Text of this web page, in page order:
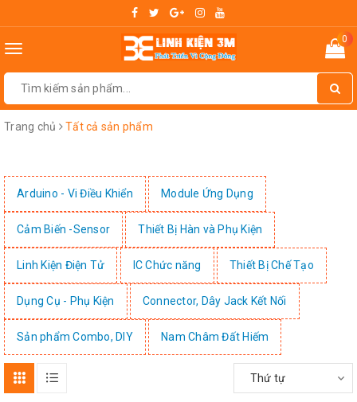
Toggle
0
Trang chủ Tất cả sản phẩm
Arduino - Vi Điều Khiển Module Ứng Dụng
Cảm Biến -Sensor Thiết Bị Hàn và Phụ Kiện
Linh Kiện Điện Tử IC Chức năng Thiết Bị Chế Tạo
Dụng Cụ - Phụ Kiện Connector, Dây Jack Kết Nối
Sản phẩm Combo, DIY Nam Châm Đất Hiếm
Thứ tự